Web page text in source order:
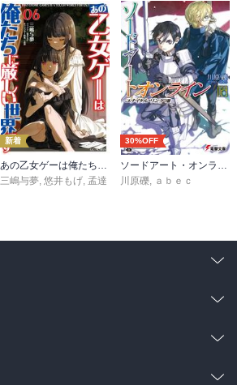
新着
あの乙女ゲーは俺たちに厳しい世界です 6
三嶋与夢, 悠井もげ, 孟達
30%OFF
ソードアート・オンライン29 ユナイタル・リングVIII
川原礫, ａｂｅｃ